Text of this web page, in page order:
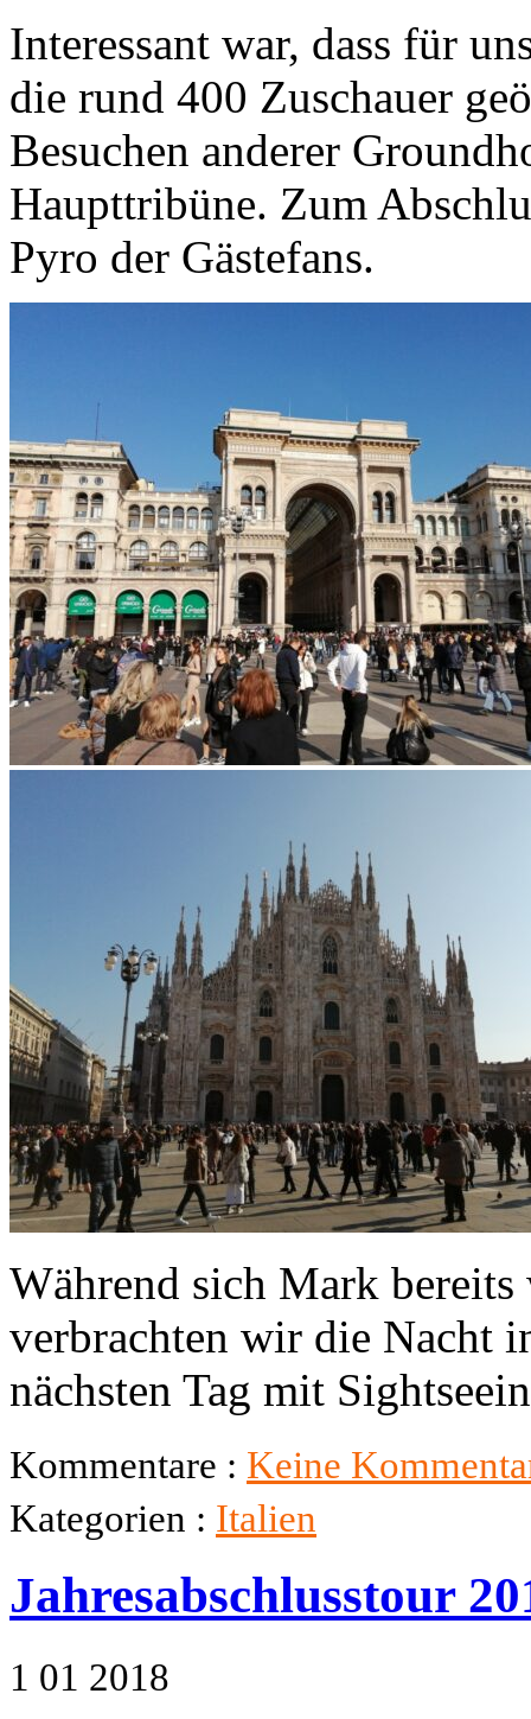
Interessant war, dass für
die rund 400 Zuschauer
Besuchen anderer
Haupttribüne. Zum
Pyro der Gästefans.
Während sich Mark
verbrachten wir die Nacht
nächsten Tag mit
Kommentare : Keine
Kategorien : Italien
Jahresabschlusstour
1 01 2018